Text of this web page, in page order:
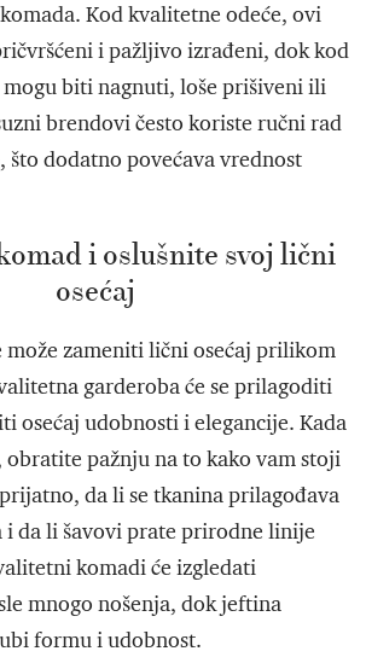
Kod kvalitetne odeće, ovi
i pažljivo izrađeni, dok kod
biti nagnuti, loše prišiveni ili
brendovi često koriste ručni rad
što dodatno povećava vrednost
i oslušnite svoj lični
osećaj
može zameniti lični osećaj prilikom
garderoba će se prilagoditi
osećaj udobnosti i elegancije. Kada
pažnju na to kako vam stoji
da li se tkanina prilagođava
i da li šavovi prate prirodne linije
komadi će izgledati
mnogo nošenja, dok jeftina
formu i udobnost.